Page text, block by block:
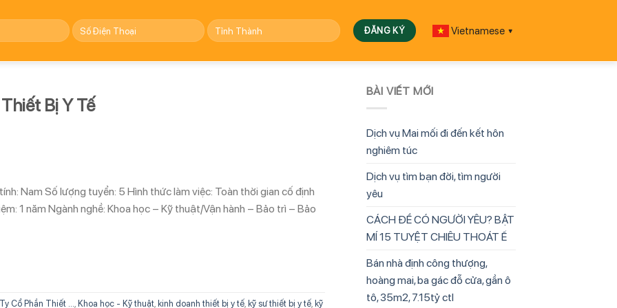
Vietnamese ▼
Bị Y Tế
Nam Số lượng tuyển: 5 Hình thức làm việc: Toàn thời gian cố định
1 năm Ngành nghề: Khoa học – Kỹ thuật/Vận hành – Bảo trì – Bảo
Cổ Phần Thiết ... Khoa học - Kỹ thuật kinh doanh thiết bị y tế kỹ sư thiết bị y tế kỹ
BÀI VIẾT MỚI
Dịch vụ Mai mối đi đến kết hôn
nghiêm túc
Dịch vụ tìm bạn đời, tìm người
yêu
CÁCH ĐỂ CÓ NGƯỜI YÊU? BẬT
MÍ 15 TUYỆT CHIÊU THOÁT Ế
Bán nhà định công thượng,
hoàng mai, ba gác đỗ cửa, gần ô
tô, 35m2, 7.15tỷ ctl